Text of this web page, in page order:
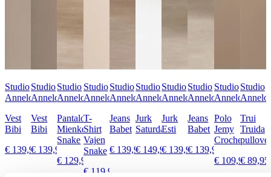
Studio
Anneloes
Vest
Bibi
€ 139,95
Studio
Anneloes
Vest
Bibi
€ 139,95
Studio
Anneloes
Pantalon
Mienke
Snake
€ 129,95
Studio
Anneloes
T-
Shirt
Vajen
Snake
€ 119,95
Studio
Anneloes
Jeans
Babet
€ 139,95
Studio
Anneloes
Jurk
Saturday
€ 149,95
Studio
Anneloes
Jurk
Esti
€ 139,95
Studio
Anneloes
Jeans
Babet
€ 139,95
Studio
Anneloes
Polo
Jemy
Crochet
€ 109,95
Studio
Trui
Truida
pullover
€ 89,95